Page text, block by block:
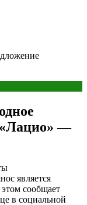
«Лацио» —
является
сообщает
в социальной